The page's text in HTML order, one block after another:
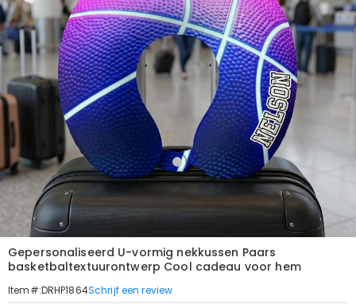
Gepersonaliseerd U-vormig nekkussen Paars
basketbaltextuurontwerp Cool cadeau voor hem
Item#:DRHP1864Schrijf een review